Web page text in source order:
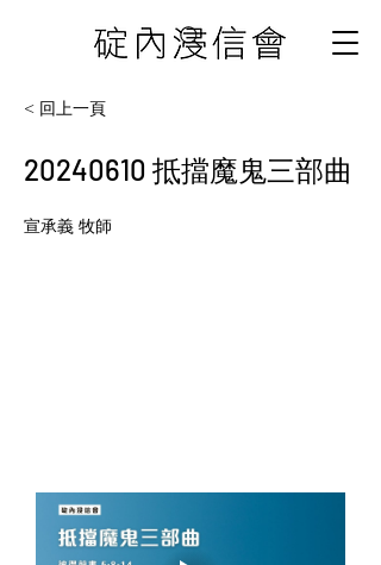
< 回上一頁
20240610 抵擋魔鬼三部曲
宣承義 牧師